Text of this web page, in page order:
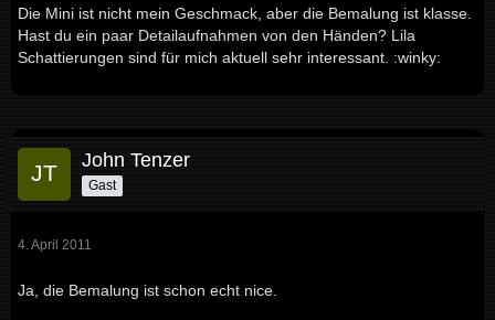
Die Mini ist nicht mein Geschmack, aber die Bemalung ist klasse.
Hast du ein paar Detailaufnahmen von den Händen? Lila
Schattierungen sind für mich aktuell sehr interessant. :winky:
John Tenzer
Gast
4. April 2011
Ja, die Bemalung ist schon echt nice.